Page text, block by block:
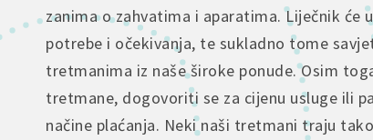
zanima o zahvatima i aparatima. Liječnik će
potrebe i očekivanja, te sukladno tome
tretmanima iz naše široke ponude. Osim
tretmane, dogovoriti se za cijenu usluge ili
načine plaćanja. Neki naši tretmani traju